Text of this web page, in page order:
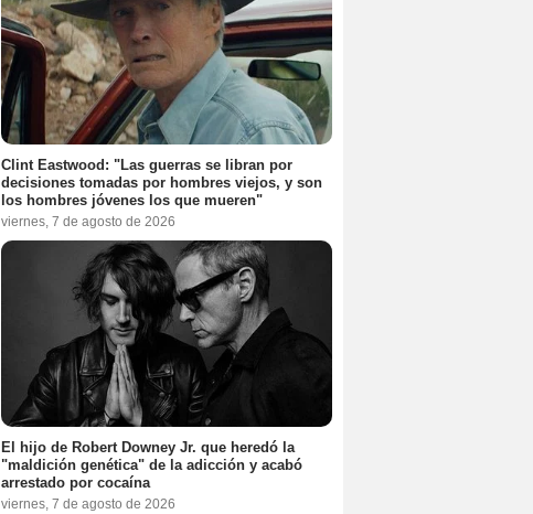
Clint Eastwood: "Las guerras se libran por
decisiones tomadas por hombres viejos, y son
los hombres jóvenes los que mueren"
viernes, 7 de agosto de 2026
El hijo de Robert Downey Jr. que heredó la
"maldición genética" de la adicción y acabó
arrestado por cocaína
viernes, 7 de agosto de 2026